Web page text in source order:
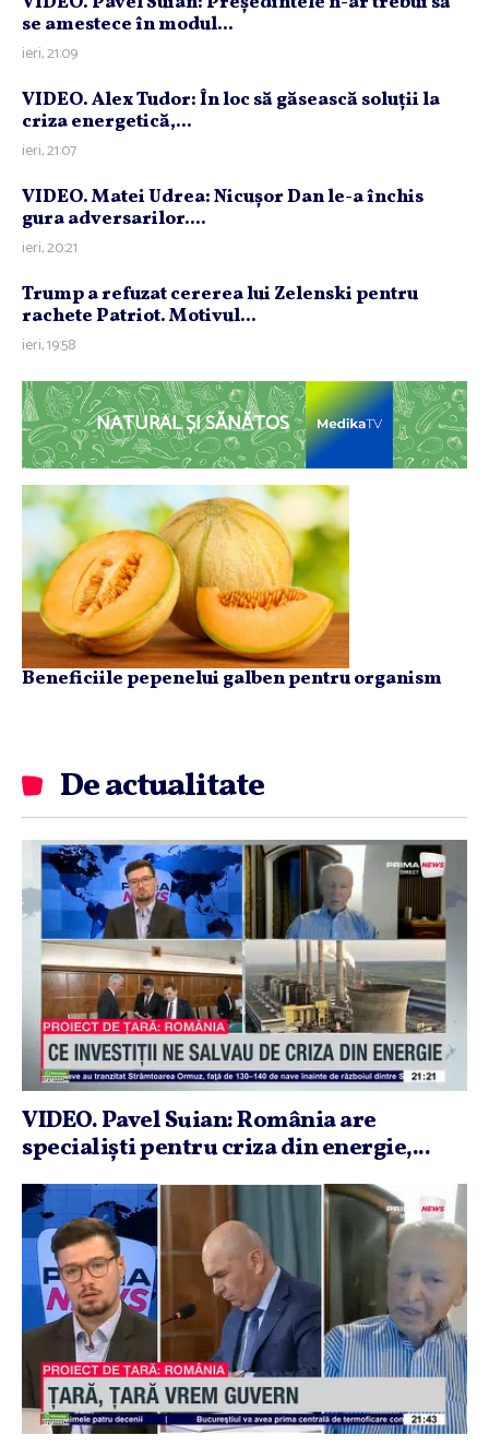
se amestece în modul...
ieri, 21:09
VIDEO. Alex Tudor: În loc să găsească soluţii la
criza energetică,...
ieri, 21:07
VIDEO. Matei Udrea: Nicuşor Dan le-a închis
gura adversarilor....
ieri, 20:21
Trump a refuzat cererea lui Zelenski pentru
rachete Patriot. Motivul...
ieri, 19:58
NATURAL ȘI SĂNĂTOS
Beneficiile pepenelui galben pentru organism
De actualitate
VIDEO. Pavel Suian: România are
specialişti pentru criza din energie,...